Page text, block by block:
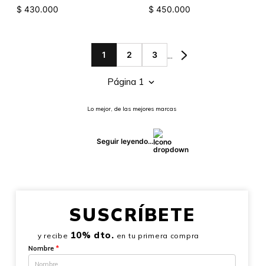
$ 430.000 $ 450.000
1 2 3 ...
Página 1
Lo mejor, de las mejores marcas
Seguir leyendo...
SUSCRÍBETE
y recibe 10% dto. en tu primera compra
Nombre *